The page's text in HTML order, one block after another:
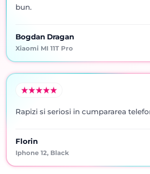
bun.
Bogdan Dragan
Xiaomi MI 11T Pro
Rapizi si seriosi in cumpararea
Florin
Iphone 12, Black